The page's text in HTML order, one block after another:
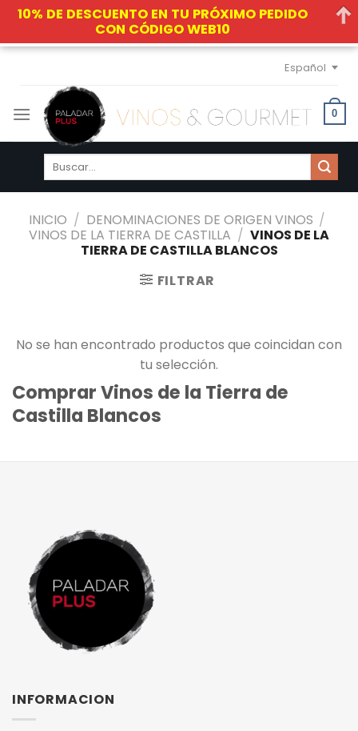
Skip
content
Español
0
Buscar
INICIO / DENOMINACIONES DE ORIGEN VINOS /
VINOS DE LA TIERRA DE CASTILLA / VINOS DE LA
TIERRA DE CASTILLA BLANCOS
FILTRAR
Comprar Vinos de la Tierra de
Castilla Blancos
No se han encontrado productos que coincidan con
tu selección.
INFORMACION
10% DE DESCUENTO EN TU PRÓXIMO PEDIDO
CON CÓDIGO WEB10